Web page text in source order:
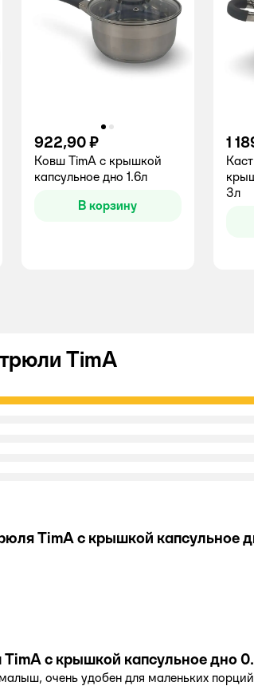
922,90 ₽
Ковш TimA c крышкой
капсульное дно 1.6л
В корзину
1
3л
TimA
TimA с крышкой капсульное
c крышкой капсульное дно
очень удобен для маленьких порций